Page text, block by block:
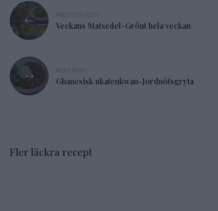
Inläggsnavigering
Veckans Matsedel-Grönt hela veckan
Ghanesisk nkatenkwan-Jordnötsgryta
Fler läckra recept